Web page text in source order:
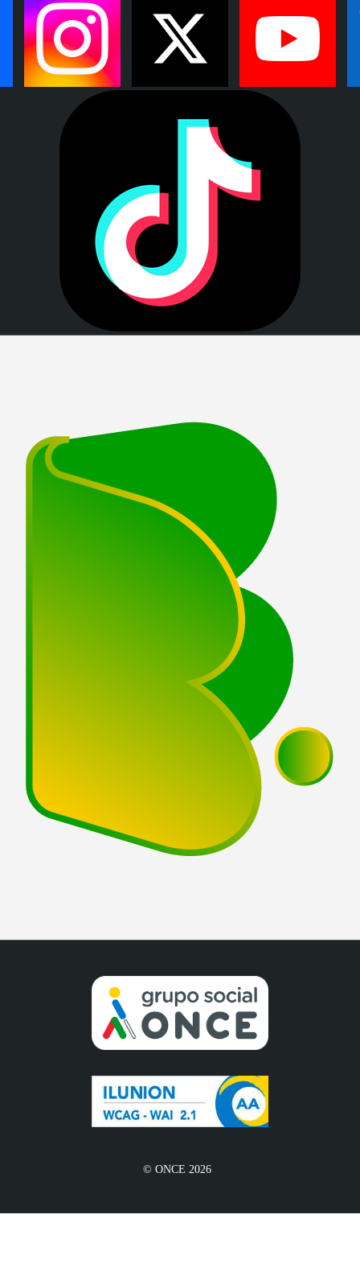
© ONCE 2026